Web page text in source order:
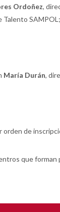
Ordoñez,
Talento SAMPOL;
María Durán,
orden de
que